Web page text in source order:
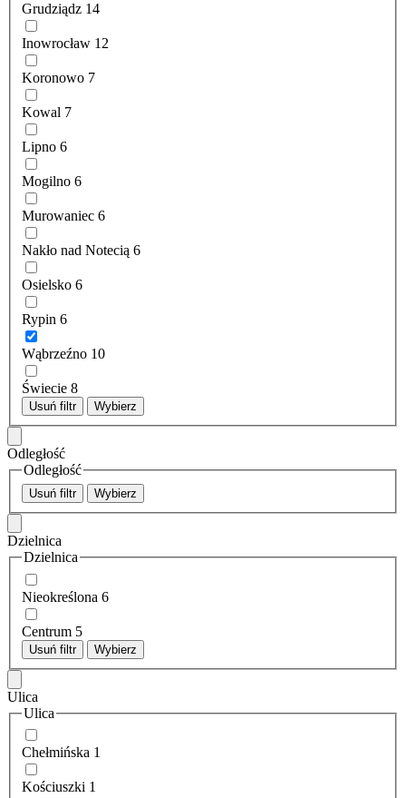
Grudziądz 14
Inowrocław 12
Koronowo 7
Kowal 7
Lipno 6
Mogilno 6
Murowaniec 6
Nakło nad Notecią 6
Osielsko 6
Rypin 6
Wąbrzeźno 10
Świecie 8
Usuń filtr Wybierz
Odległość
Odległość
Usuń filtr Wybierz
Dzielnica
Dzielnica
Nieokreślona 6
Centrum 5
Usuń filtr Wybierz
Ulica
Ulica
Chełmińska 1
Kościuszki 1